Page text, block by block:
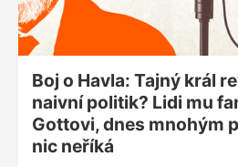
Boj o Havla: Tajný král
naivní politik? Lidi mu
Gottovi, dnes mnohým
nic neříká